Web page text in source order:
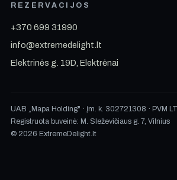
REZERVACIJOS
+370 699 31990
info@extremedelight.lt
Elektrinės g. 19D, Elektrėnai
UAB „Mapa Holding" · Įm. k. 302721308 · PVM
Registruota buveinė: M. Sleževičiaus g. 7, Vilnius
© 2026 ExtremeDelight.lt